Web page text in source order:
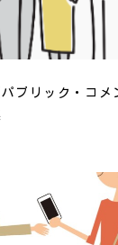
ブリック・コメ